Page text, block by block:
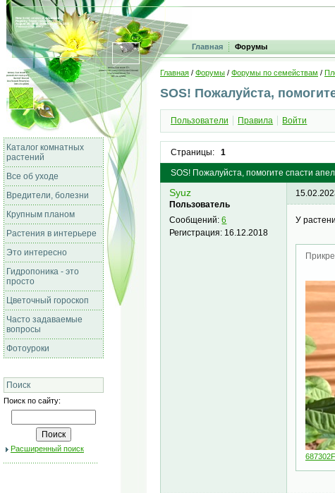
Главная Форумы
Каталог комнатных
растений
Все об уходе
Вредители, болезни
Крупным планом
Растения в интерьере
Это интересно
Гидропоника - это
просто
Цветочный гороскоп
Часто задаваемые
вопросы
Фотоуроки
Поиск
Поиск по сайту:
Расширенный поиск
Главная / Форумы / Форумы по семействам /
SOS! Пожалуйста,
Пользователи Правила Войти
Страницы: 1
SOS! Пожалуйста, помогите спасти
Syuz
Пользователь
Сообщений:6
Регистрация: 16.12.2018
У